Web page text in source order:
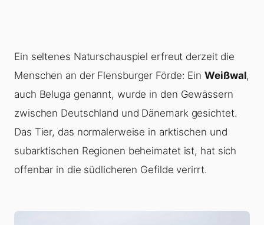
Ein seltenes Naturschauspiel erfreut derzeit die
Menschen an der Flensburger Förde: EinWeißwal,
auch Beluga genannt, wurde in den Gewässern
zwischen Deutschland und Dänemark gesichtet.
Das Tier, das normalerweise in arktischen und
subarktischen Regionen beheimatet ist, hat sich
offenbar in die südlicheren Gefilde verirrt.